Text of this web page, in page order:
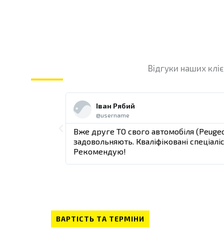
Відгуки наших
Іван Рябий
@username
Вже друге ТО свого автомобіля
задовольняють. Кваліфіковані
Рекомендую!
е
ВАРТІСТЬ ТА ТЕРМІНИ